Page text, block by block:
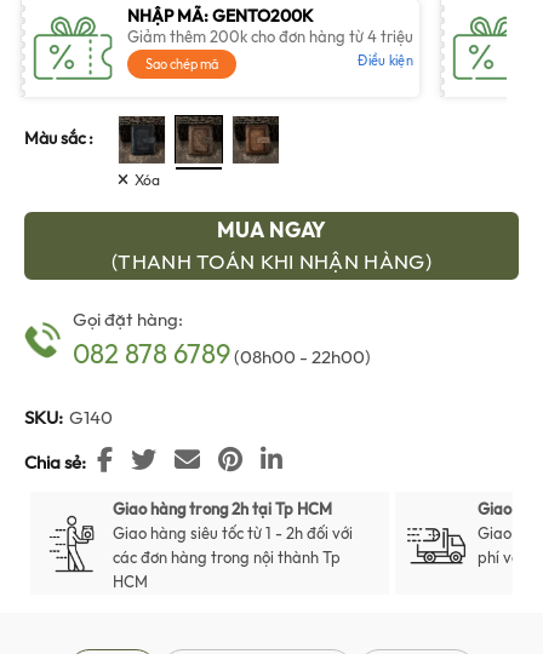
600,000 ₫.
NHẬP MÃ: GENTO200K
Giảm thêm 200k cho đơn hàng từ 4 triệu
Sao chép mã Điều kiện
Màu sắc
Xóa
MUA NGAY
(THANH TOÁN KHI NHẬN HÀNG)
Gọi đặt hàng:
082 878 6789(08h00 - 22h00)
SKU: G140
Chia sẻ
Giao hàng trong 2h tại Tp HCM
Giao hàng siêu tốc từ 1 - 2h đối với
các đơn hàng trong nội thành Tp
HCM
Giao
Giao
phí với